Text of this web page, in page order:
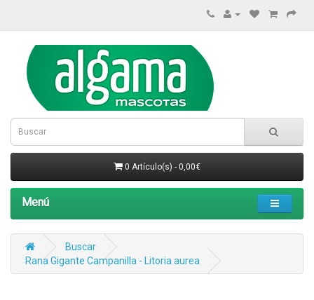
0 Artículo(s) - 0,00€
Menú
Buscar
Rana Gigante Campanilla - Litoria aurea